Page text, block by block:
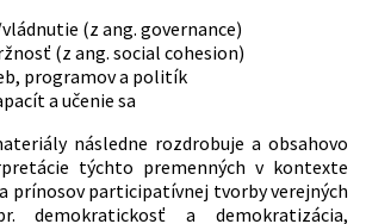
(z ang. governance)
(z ang. social cohesion)
programov a politík
a učenie sa
následne rozdrobuje a obsahovo
týchto premenných v kontexte
prínosov participatívnej tvorby verejných
demokratickosť a demokratizácia,